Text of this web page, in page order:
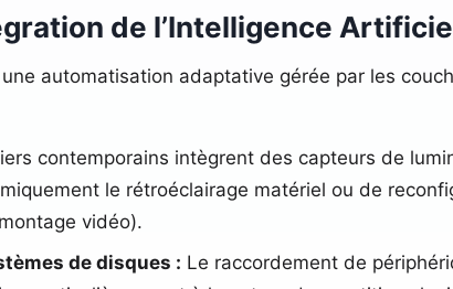
de l’Intelligence
automatisation adaptative gérée par les
contemporains intègrent des capteurs de
le rétroéclairage matériel ou de
vidéo).
de disques : Le raccordement de